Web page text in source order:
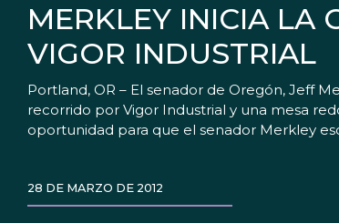
MERKLEY INICIA LA
VIGOR INDUSTRIAL
Portland, OR – El senador de Oregón, Jeff
recorrido por Vigor Industrial y una mesa
oportunidad para que el senador Merkley
28 DE MARZO DE 2012